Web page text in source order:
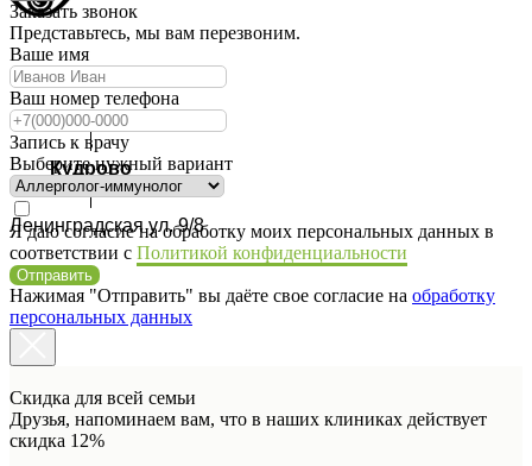
Кудрово
Ленинградская ул. 9/8
Заказать звонок
Представьтесь, мы вам перезвоним.
Ваше имя
Ваш номер телефона
Запись к врачу
Выберите нужный вариант
Я даю согласие на обработку моих персональных данных в
соответствии с Политикой конфиденциальности
Отправить
Нажимая "Отправить" вы даёте свое согласие на обработку
персональных данных
Скидка для всей семьи
Друзья, напоминаем вам, что в наших клиниках действует
скидка 12%